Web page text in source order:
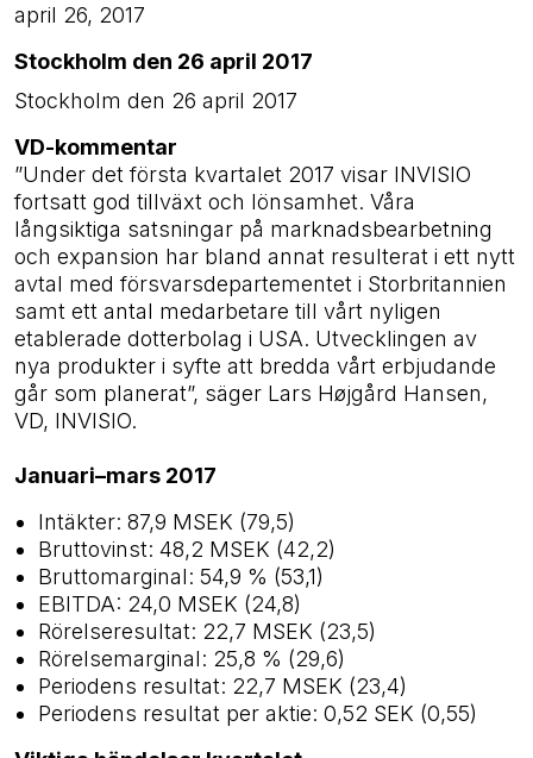
april 26, 2017
Stockholm den 26 april 2017
Stockholm den 26 april 2017
VD-kommentar
”Under det första kvartalet 2017 visar INVISIO
fortsatt god tillväxt och lönsamhet. Våra
långsiktiga satsningar på marknadsbearbetning
och expansion har bland annat resulterat i ett nytt
avtal med försvarsdepartementet i Storbritannien
samt ett antal medarbetare till vårt nyligen
etablerade dotterbolag i USA. Utvecklingen av
nya produkter i syfte att bredda vårt erbjudande
går som planerat”, säger Lars Højgård Hansen,
VD, INVISIO.
Januari–mars 2017
Intäkter: 87,9 MSEK (79,5)
Bruttovinst: 48,2 MSEK (42,2)
Bruttomarginal: 54,9 % (53,1)
EBITDA: 24,0 MSEK (24,8)
Rörelseresultat: 22,7 MSEK (23,5)
Rörelsemarginal: 25,8 % (29,6)
Periodens resultat: 22,7 MSEK (23,4)
Periodens resultat per aktie: 0,52 SEK (0,55)